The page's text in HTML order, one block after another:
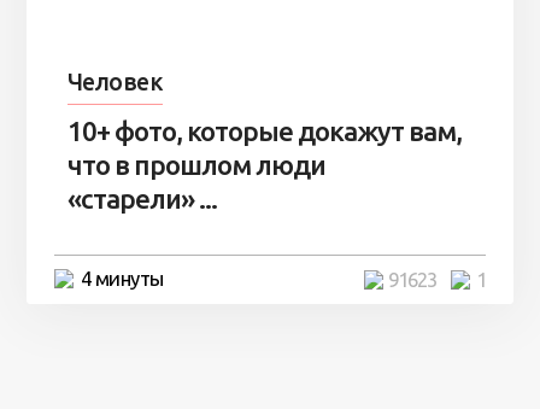
Человек
10+ фото, которые докажут вам,
что в прошлом люди
«старели» ...
4 минуты 1
91623